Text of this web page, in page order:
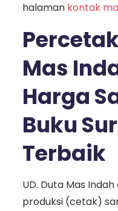
halaman kontak
Mas
Harga
Buku
Terbaik
UD. Duta Mas
produksi (cetak)